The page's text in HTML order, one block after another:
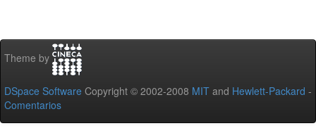
Theme by
DSpace Software Copyright © 2002-2008 MIT and Hewlett-Packard -
Comentarios